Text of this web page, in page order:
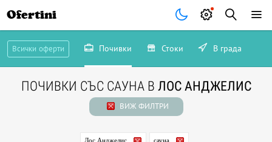
Ofertini
Всички оферти Почивки Стоки В града
ПОЧИВКИ СЪС САУНА В ЛОС АНДЖЕЛИС
ВИЖ ФИЛТРИ
Лос Анджелис сауна